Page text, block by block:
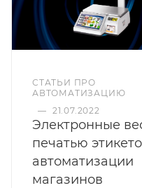
СТАТЬИ ПРО
АВТОМАТИЗАЦИЮ
— 21.07.2022
Электронные
печатью
автоматизации
магазинов